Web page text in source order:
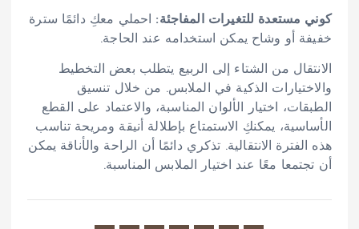
كوني مستعدة للتغيرات المفاجئة:احملي معكِ دائمًا سترة
خفيفة أو وشاح يمكن استخدامه عند الحاجة.
الانتقال من الشتاء إلى الربيع يتطلب بعض التخطيط
والاختيارات الذكية في الملابس. من خلال تنسيق
الطبقات، اختيار الألوان المناسبة، والاعتماد على القطع
الأساسية، يمكنكِ الاستمتاع بإطلالة أنيقة ومريحة تناسب
هذه الفترة الانتقالية. تذكري دائمًا أن الراحة والأناقة يمكن
أن تجتمعا معًا عند اختيار الملابس المناسبة.